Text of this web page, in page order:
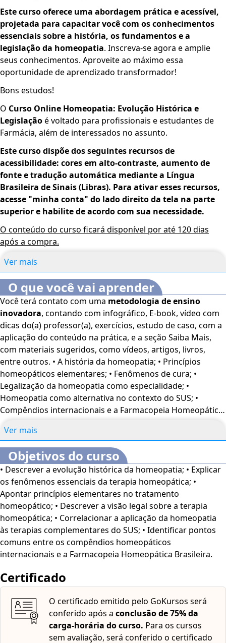
Este curso oferece uma abordagem prática e acessível,
projetada para capacitar você com os conhecimentos
essenciais sobre a história, os fundamentos e a
legislação da homeopatia. Inscreva-se agora e amplie
seus conhecimentos. Aproveite ao máximo essa
oportunidade de aprendizado transformador!
Bons estudos!
O Curso Online Homeopatia: Evolução Histórica e
Legislaçãoé voltado para profissionais e estudantes de
Farmácia, além de interessados no assunto.
Este curso dispõe dos seguintes recursos de
acessibilidade: cores em alto-contraste, aumento de
fonte e tradução automática mediante a Língua
Brasileira de Sinais (Libras). Para ativar esses recursos,
acesse "minha conta" do lado direito da tela na parte
superior e habilite de acordo com sua necessidade.
O conteúdo do curso ficará disponível por até 120 dias
após a compra.
Ver mais
O que você vai aprender
Você terá contato com uma metodologia de ensino
inovadora, contando com infográfico, E-book, vídeo com
dicas do(a) professor(a), exercícios, estudo de caso, com a
aplicação do conteúdo na prática, e a seção Saiba Mais,
com materiais sugeridos, como vídeos, artigos, livros,
entre outros. • A história da homeopatia; • Princípios
homeopáticos elementares; • Fenômenos de cura; •
Legalização da homeopatia como especialidade; •
Homeopatia como alternativa no contexto do SUS; •
Compêndios internacionais e a Farmacopeia Homeopática
Ver mais
Objetivos do curso
• Descrever a evolução histórica da homeopatia; • Explicar
os fenômenos essenciais da terapia homeopática; •
Apontar princípios elementares no tratamento
homeopático; • Descrever a visão legal sobre a terapia
homeopática; • Correlacionar a aplicação da homeopatia
às terapias complementares do SUS; • Identificar pontos
comuns entre os compêndios homeopáticos
internacionais e a Farmacopeia Homeopática Brasileira.
Certificado
O certificado emitido pelo GoKursos será
conferido após a conclusão de 75% da
carga-horária do curso. Para os cursos
sem avaliação, será conferido o certificado